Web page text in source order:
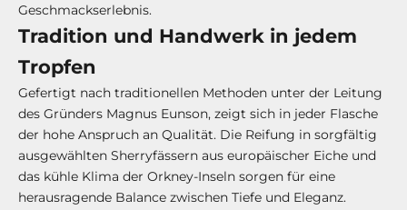
Geschmackserlebnis.
Tradition und Handwerk in jedem
Tropfen
Gefertigt nach traditionellen Methoden unter der Leitung
des Gründers Magnus Eunson, zeigt sich in jeder Flasche
der hohe Anspruch an Qualität. Die Reifung in sorgfältig
ausgewählten Sherryfässern aus europäischer Eiche und
das kühle Klima der Orkney-Inseln sorgen für eine
herausragende Balance zwischen Tiefe und Eleganz.